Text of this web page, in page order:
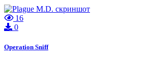
16
0
Operation Sniff